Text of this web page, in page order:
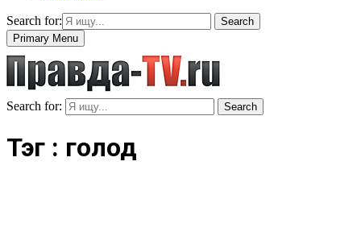
Search for:
Search
Primary Menu
Search for: Search
Тэг : голод